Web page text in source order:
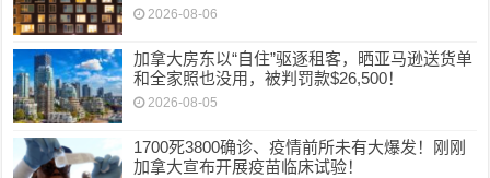
2026-08-06
加拿大房东以“自住”驱逐租客，晒亚马逊送货单
和全家照也没用，被判罚款$26,500！
2026-08-05
1700死3800确诊、疫情前所未有大爆发！刚刚
加拿大宣布开展疫苗临床试验！